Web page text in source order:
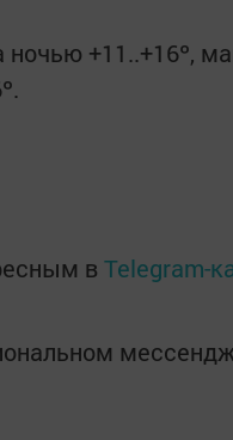
+11..+16º,
в Telegram-